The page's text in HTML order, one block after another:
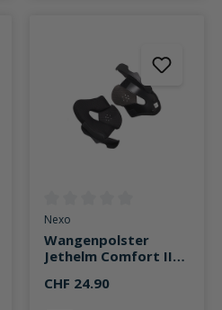
von 0 von 5 Sternen
Durchschnittliche Bewertung
Nexo
Wangenpolster
Jethelm Comfort II
CHF 24.90